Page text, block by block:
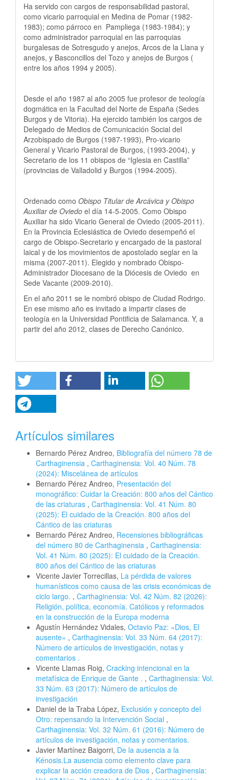
Ha servido con cargos de responsabilidad pastoral,
como vicario parroquial en Medina de Pomar (1982-
1983); como párroco en Pampliega (1983-1984); y
como administrador parroquial en las parroquias
burgalesas de Sotresgudo y anejos, Arcos de la Llana y
anejos, y Basconcillos del Tozo y anejos de Burgos (
entre los años 1994 y 2005).
Desde el año 1987 al año 2005 fue profesor de teología
dogmática en la Facultad del Norte de España (Sedes
Burgos y de Vitoria). Ha ejercido también los cargos de
Delegado de Medios de Comunicación Social del
Arzobispado de Burgos (1987-1993), Pro-vicario
General y Vicario Pastoral de Burgos, (1993-2004), y
Secretario de los 11 obispos de “Iglesia en Castilla”
(provincias de Valladolid y Burgos (1994-2005).
Ordenado como Obispo Titular de Arcávica y Obispo
Auxiliar de Oviedo el día 14-5-2005. Como Obispo
Auxiliar ha sido Vicario General de Oviedo (2005-2011).
En la Provincia Eclesiástica de Oviedo desempeñó el
cargo de Obispo-Secretario y encargado de la pastoral
laical y de los movimientos de apostolado seglar en la
misma (2007-2011). Elegido y nombrado Obispo-
Administrador Diocesano de la Diócesis de Oviedo en
Sede Vacante (2009-2010).
En el año 2011 se le nombró obispo de Ciudad Rodrigo.
En ese mismo año es invitado a impartir clases de
teología en la Universidad Pontificia de Salamanca. Y, a
partir del año 2012, clases de Derecho Canónico.
Artículos similares
Bernardo Pérez Andreo, Bibliografía del número 78 de
Carthaginensia , Carthaginensia: Vol. 40 Núm. 78
(2024): Miscelánea de artículos
Bernardo Pérez Andreo, Presentación del
monográfico: Cuidar la Creación: 800 años del Cántico
de las criaturas , Carthaginensia: Vol. 41 Núm. 80
(2025): El cuidado de la Creación. 800 años del
Cántico de las criaturas
Bernardo Pérez Andreo, Recensiones bibliográficas
del número 80 de Carthaginensia , Carthaginensia:
Vol. 41 Núm. 80 (2025): El cuidado de la Creación.
800 años del Cántico de las criaturas
Vicente Javier Torrecillas, La pérdida de valores
humanísticos como causa de las crisis económicas de
ciclo largo. , Carthaginensia: Vol. 42 Núm. 82 (2026):
Religión, política, economía. Católicos y reformados
en la construcción de la Europa moderna
Agustín Hernández Vidales, Octavio Paz: «Dios, El
ausente» , Carthaginensia: Vol. 33 Núm. 64 (2017):
Número de artículos de investigación, notas y
comentarios .
Vicente Llamas Roig, Cracking intencional en la
metafísica de Enrique de Gante . , Carthaginensia: Vol.
33 Núm. 63 (2017): Número de artículos de
investigación
Daniel de la Traba López, Exclusión y concepto del
Otro: repensando la Intervención Social ,
Carthaginensia: Vol. 32 Núm. 61 (2016): Número de
artículos de investigación, notas y comentarios.
Javier Martínez Baigorri, De la ausencia a la
Kénosis.La ausencia como elemento clave para
explicar la acción creadora de Dios , Carthaginensia: